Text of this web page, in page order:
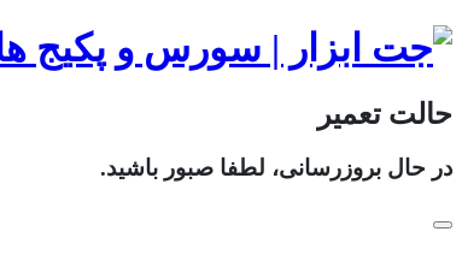
حالت تعمیر
در حال بروزرسانی، لطفا صبور باشید.